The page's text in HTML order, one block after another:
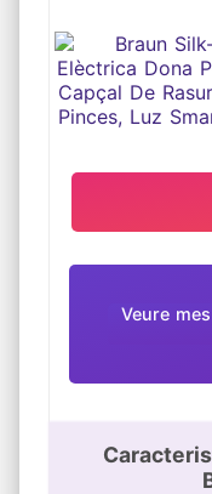
CAPÇAL DE
Veure